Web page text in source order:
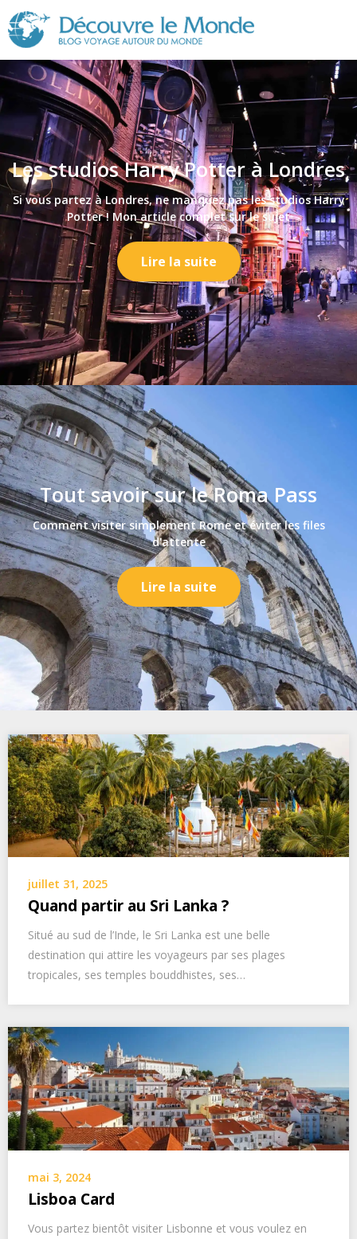
Monde
Les studios Harry Potter à Londres
Si vous partez à Londres, ne manquez pas les studios Harry
Potter ! Mon article complet sur le sujet
Lire la suite
Tout savoir sur le Roma Pass
Comment visiter simplement Rome et éviter les files
d'attente
Lire la suite
juillet 31, 2025
Quand partir au Sri Lanka ?
Situé au sud de l’Inde, le Sri Lanka est une belle
destination qui attire les voyageurs par ses plages
tropicales, ses temples bouddhistes, ses…
mai 3, 2024
Lisboa Card
Vous partez bientôt visiter Lisbonne et vous voulez en